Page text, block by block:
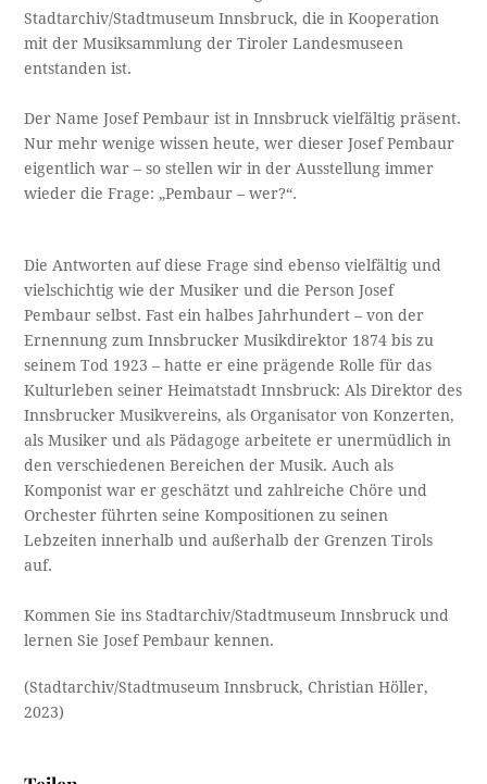
Stadtarchiv/Stadtmuseum Innsbruck, die in Kooperation
mit der Musiksammlung der Tiroler Landesmuseen
entstanden ist.
Der Name Josef Pembaur ist in Innsbruck vielfältig präsent.
Nur mehr wenige wissen heute, wer dieser Josef Pembaur
eigentlich war – so stellen wir in der Ausstellung immer
wieder die Frage: „Pembaur – wer?“.
Die Antworten auf diese Frage sind ebenso vielfältig und
vielschichtig wie der Musiker und die Person Josef
Pembaur selbst. Fast ein halbes Jahrhundert – von der
Ernennung zum Innsbrucker Musikdirektor 1874 bis zu
seinem Tod 1923 – hatte er eine prägende Rolle für das
Kulturleben seiner Heimatstadt Innsbruck: Als Direktor des
Innsbrucker Musikvereins, als Organisator von Konzerten,
als Musiker und als Pädagoge arbeitete er unermüdlich in
den verschiedenen Bereichen der Musik. Auch als
Komponist war er geschätzt und zahlreiche Chöre und
Orchester führten seine Kompositionen zu seinen
Lebzeiten innerhalb und außerhalb der Grenzen Tirols
auf.
Kommen Sie ins Stadtarchiv/Stadtmuseum Innsbruck und
lernen Sie Josef Pembaur kennen.
(Stadtarchiv/Stadtmuseum Innsbruck, Christian Höller,
2023)